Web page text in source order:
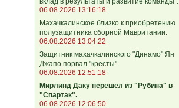
06.08.2026 13:16:18
Махачкалинское близко к приобретению
полузащитника сборной Мавритании.
06.08.2026 13:04:22
Защитник махачкалинского "Динамо" Ян
Джапо порвал "кресты".
06.08.2026 12:51:18
Мирлинд Даку перешел из "Рубина" в
"Спартак".
06.08.2026 12:06:50